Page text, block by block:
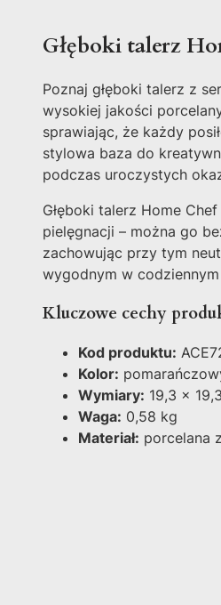
Głęboki talerz
Poznaj głęboki talerz z
wysokiej jakości
sprawiając, że każdy
stylowa baza do
podczas uroczystych
Głęboki talerz Home
pielęgnacji – można go
zachowując przy tym
wygodnym w
Kluczowe cechy
Kod produktu:
Kolor:
Wymiary: 19,3 x
Waga: 0,58 kg
Materiał: porcelana